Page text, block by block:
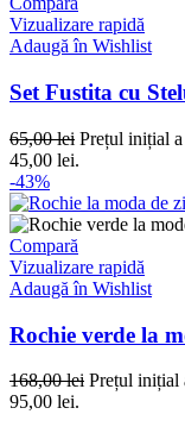
Vizualizare rapidă
Adaugă în Wishlist
Set Fustita cu
65,00lei Prețul inițial
45,00 lei.
-43%
Compară
Vizualizare rapidă
Adaugă în Wishlist
Rochie verde la
168,00lei Prețul inițial
95,00 lei.